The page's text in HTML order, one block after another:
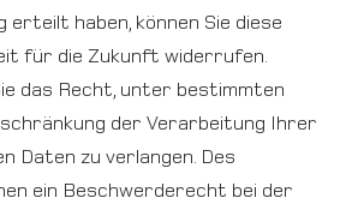
haben, können Sie diese
für die Zukunft widerrufen.
das Recht, unter bestimmten
der Verarbeitung Ihrer
Daten zu verlangen. Des
ein Beschwerderecht bei der